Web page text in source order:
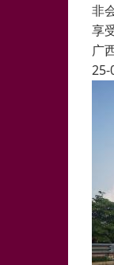
非
享
广
25-